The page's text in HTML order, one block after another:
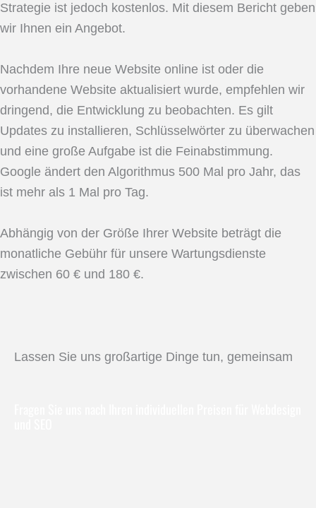
Strategie ist jedoch kostenlos. Mit diesem Bericht geben
wir Ihnen ein Angebot.
Nachdem Ihre neue Website online ist oder die
vorhandene Website aktualisiert wurde, empfehlen wir
dringend, die Entwicklung zu beobachten. Es gilt
Updates zu installieren, Schlüsselwörter zu überwachen
und eine große Aufgabe ist die Feinabstimmung.
Google ändert den Algorithmus 500 Mal pro Jahr, das
ist mehr als 1 Mal pro Tag.
Abhängig von der Größe Ihrer Website beträgt die
monatliche Gebühr für unsere Wartungsdienste
zwischen 60 € und 180 €.
Lassen Sie uns großartige Dinge tun, gemeinsam